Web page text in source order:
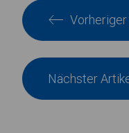
Vorheriger
Nächster